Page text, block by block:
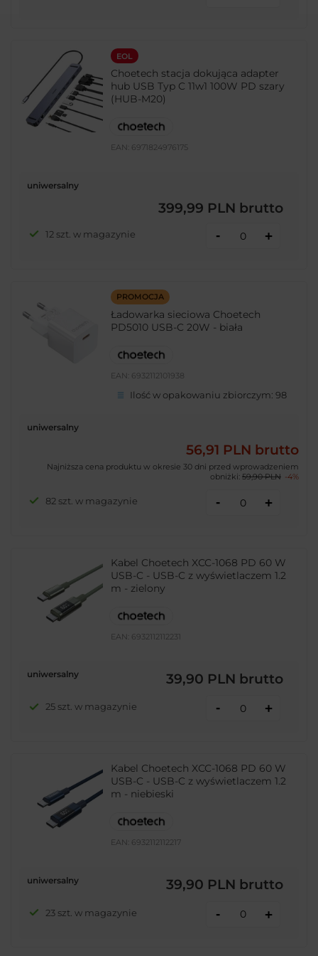
EOL
Choetech stacja dokująca adapter
hub USB Typ C 11w1 100W PD szary
(HUB-M20)
EAN: 6971824976175
uniwersalny
399,99 PLN brutto
12 szt. w magazynie - +
PROMOCJA
Ładowarka sieciowa Choetech
PD5010 USB-C 20W - biała
EAN: 6932112101938
Ilość w opakowaniu zbiorczym:98
uniwersalny
56,91 PLN brutto
Najniższa cena produktu w okresie 30 dni przed wprowadzeniem
obniżki: 59,90 PLN -4%
82 szt. w magazynie - +
Kabel Choetech XCC-1068 PD 60 W
USB-C - USB-C z wyświetlaczem 1.2
m - zielony
EAN: 6932112112231
uniwersalny 39,90 PLN brutto
25 szt. w magazynie - +
Kabel Choetech XCC-1068 PD 60 W
USB-C - USB-C z wyświetlaczem 1.2
m - niebieski
EAN: 6932112112217
uniwersalny 39,90 PLN brutto
23 szt. w magazynie - +